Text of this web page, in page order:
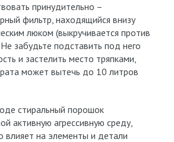
принудительно –
фильтр, находящийся внизу
люком (выкручивается против
забудьте подставить под него
и застелить место тряпками,
может вытечь до 10 литров
стиральный порошок
активную агрессивную среду,
влияет на элементы и детали